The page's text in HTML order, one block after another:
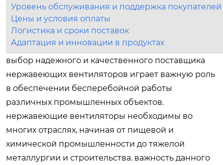
Уровень обслуживания и поддержка покупателей
Цены и условия оплаты
Логистика и сроки поставок
Адаптация и инновации в продуктах
выбор надежного и качественного поставщика
нержавеющих вентиляторов играет важную роль
в обеспечении бесперебойной работы
различных промышленных объектов.
нержавеющие вентиляторы необходимы во
многих отраслях, начиная от пищевой и
химической промышленности до тяжелой
металлургии и строительства. важность данного